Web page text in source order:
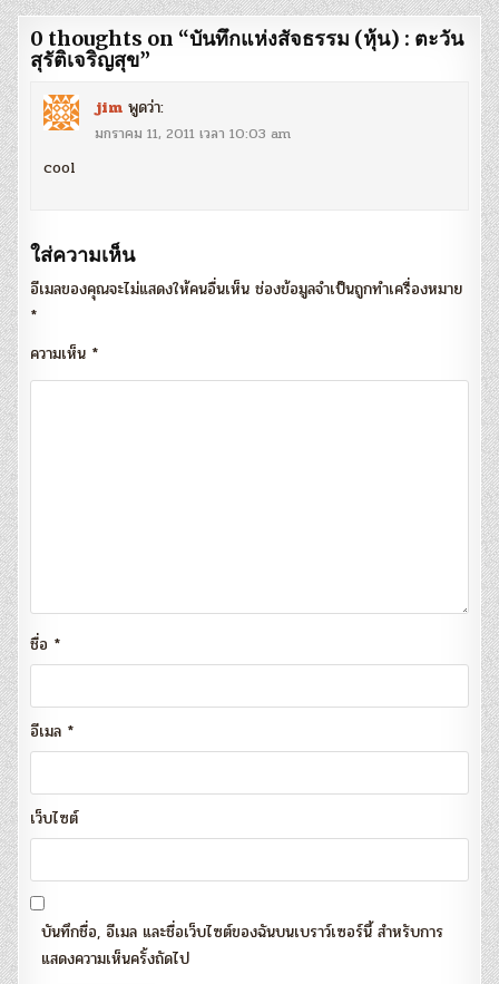
0 thoughts on “บันทึกแห่งสัจธรรม (หุ้น) : ตะวัน
สุรัติเจริญสุข”
jim พูดว่า:
มกราคม 11, 2011 เวลา 10:03 am
cool
ใส่ความเห็น
อีเมลของคุณจะไม่แสดงให้คนอื่นเห็น ช่องข้อมูลจำเป็นถูกทำเครื่องหมาย
*
ความเห็น *
ชื่อ *
อีเมล *
เว็บไซต์
บันทึกชื่อ, อีเมล และชื่อเว็บไซต์ของฉันบนเบราว์เซอร์นี้ สำหรับการ
แสดงความเห็นครั้งถัดไป